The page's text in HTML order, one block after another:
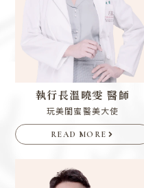
執行長溫曉雯 醫師
玩美閨蜜醫美大使
READ MORE